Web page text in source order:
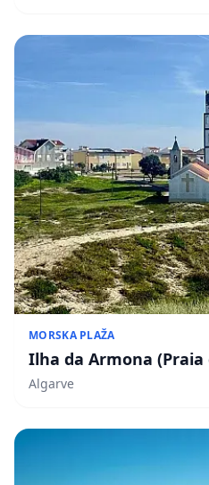
MORSKA PLAŽA
Ilha da Armona
Algarve